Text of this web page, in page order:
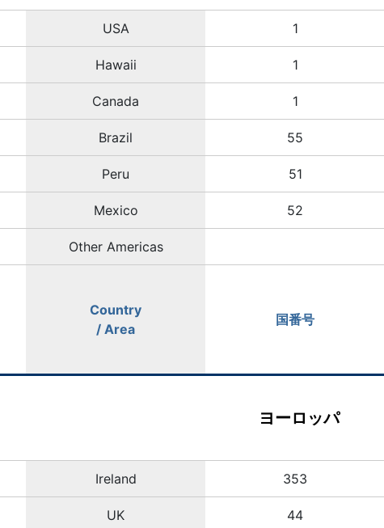
USA 1
Hawaii 1
Canada 1
Brazil 55
Peru 51
Mexico 52
Other Americas
Country
/ Area
国番号
ヨーロッパ
Ireland 353
UK 44